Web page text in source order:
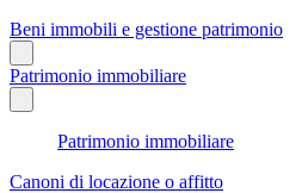
Beni immobili e gestione patrimonio
Patrimonio immobiliare
Patrimonio immobiliare
Canoni di locazione o affitto